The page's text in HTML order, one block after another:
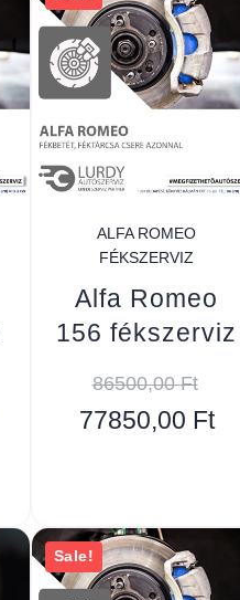
ALFA ROMEO
FÉKSZERVIZ
Alfa Romeo
156 fékszerviz
86500,00Ft
77850,00 Ft
Sale!